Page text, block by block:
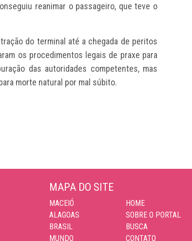
reanimar o passageiro, que teve o
do terminal até a chegada de peritos
os procedimentos legais de praxe para
das autoridades competentes, mas
morte natural por mal súbito.
MAPA DO SITE
MACEIÓ
ALAGOAS
BRASIL
MUNDO
HOME
SOBRE O PORTAL
BUSCA
CONTATO